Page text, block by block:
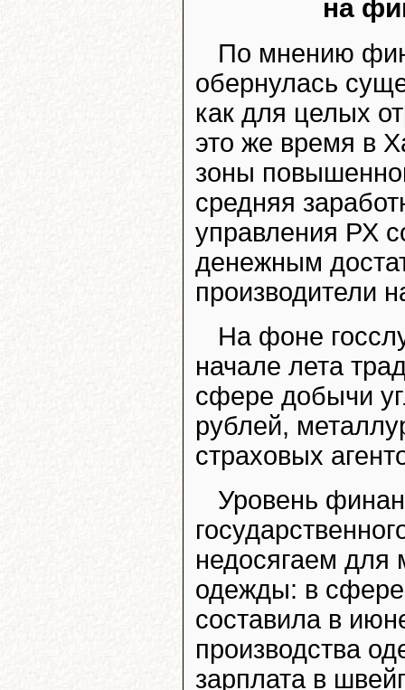
на
По мнению
обернулась
как для целых
это же время в
зоны
средняя
управления РХ
денежным
производители
На фоне
начале лета
сфере добычи
рублей,
страховых
Уровень
недосягаем для
одежды: в сфере
составила в
производства
зарплата в